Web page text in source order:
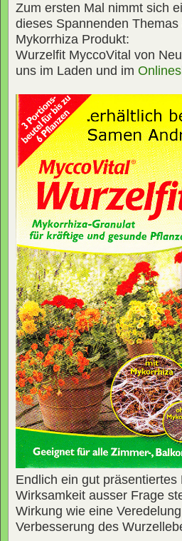
Zum ersten Mal nimmt sich
dieses Spannenden
Mykorrhiza Produkt:
Wurzelfit MyccoVital von
uns im Laden und im
Endlich ein gut präsentiertes
Wirksamkeit ausser Frage
Wirkung wie eine
Verbesserung des